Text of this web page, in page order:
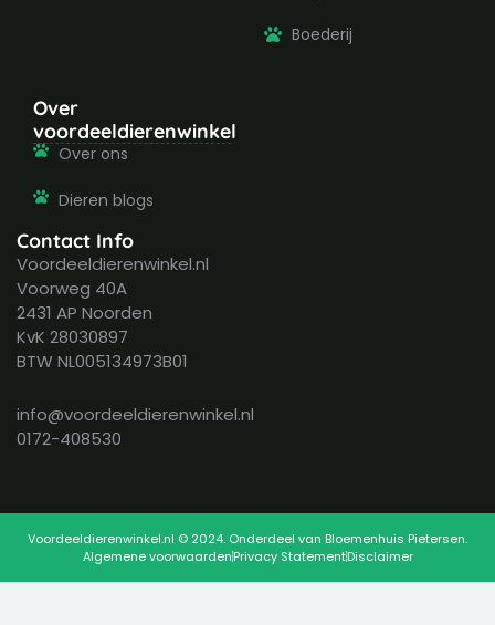
Boederij
Over
voordeeldierenwinkel
Over ons
Dieren blogs
Contact Info
Voordeeldierenwinkel.nl
Voorweg 40A
2431 AP Noorden
KvK 28030897
BTW NL005134973B01
info@voordeeldierenwinkel.nl
0172-408530
Voordeeldierenwinkel.nl © 2024. Onderdeel van Bloemenhuis Pietersen.
Algemene voorwaardenPrivacy StatementDisclaimer